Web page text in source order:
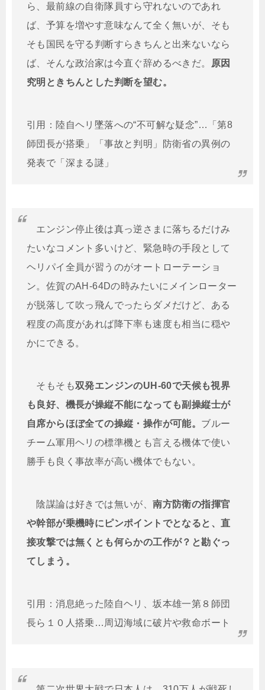
ら、最前線の自衛隊員すら守れないのであれ
ば、予算を増やす意味なんて全く無いが、そも
そも国民を守る判断すらきちんと出来ないなら
ば、そんな政治家は今直ぐ辞めるべきだ。
原因
究明ときちんとした判断を望む。
引用：陸自ヘリ墜落への“不可解な疑念”…「第8
師団長が搭乗」「事故と判明」防衛省の異例の
発表で「深まる謎」
エンジン停止後は真っ逆さまに落ちるだけみ
たいなコメント多いけど、緊急時の手段として
ヘリパイ全員が習うのがオートローテーショ
ン。佐賀のAH-64Dの時みたいにメインローター
が脱落して吹っ飛んでったらダメだけど、ある
程度の高度があれば降下率も速度も相当に穏や
かにできる。
そもそも双発エンジンのUH-60で天候も視界
も良好、機長が操縦不能になっても副操縦士が
自席からほぼ全ての操縦・操作が可能。 ブルー
チーム軍用ヘリの標準機とも言える機体で使い
勝手も良く事故率が高い機体でもない。
陰謀論は好きでは無いが、南方防衛の指揮官
や幹部が乗機時にピンポイントでとなると、直
接攻撃では無くとも何らかの工作が？と勘ぐっ
てしまう。
引用：消息絶った陸自ヘリ、坂本雄一第８師団
長ら１０人搭乗…周辺海域に破片や救命ボート